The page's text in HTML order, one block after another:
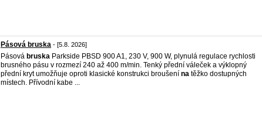
Pásová bruska - [5.8. 2026]
Pásová bruska Parkside PBSD 900 A1, 230 V, 900 W, plynulá regulace rychlosti
brusného pásu v rozmezí 240 až 400 m/min. Tenký přední váleček a výklopný
přední kryt umožňuje oproti klasické konstrukci broušení na těžko dostupných
místech. Přívodní kabe ...